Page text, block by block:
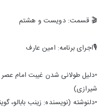
🎬 قسمت: دویست و هشتم
🎙اجرای برنامه: امین عارف
▫️دلیل طولانی شدن غیبت امام
شیرازی)
▫️دلنوشته‌ (نویسنده: زینب بابالو،